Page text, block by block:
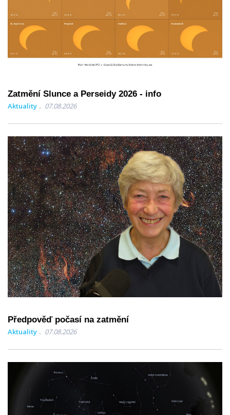
Zatmění Slunce a Perseidy 2026 - info
Aktuality 07.08.2026
Předpověď počasí na zatmění
Aktuality 07.08.2026